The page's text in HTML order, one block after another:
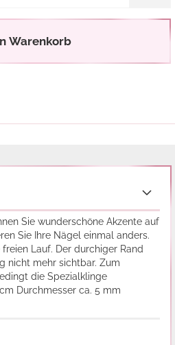
Warenkorb
Sie wunderschöne Akzente auf
Sie Ihre Nägel einmal anders.
freien Lauf. Der durchiger Rand
nicht mehr sichtbar. Zum
die Spezialklinge
Durchmesser ca. 5 mm